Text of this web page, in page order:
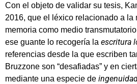
Con el objeto de validar su tesis,
2016, que el léxico relacionado a la
memoria como medio
ese guante lo recogería la escritura
referencias desde la que escriben
Bruzzone son “desafiadas” y en
mediante una especie de